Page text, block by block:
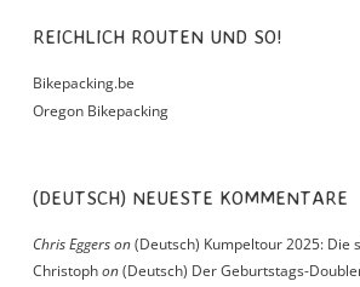
REICHLICH ROUTEN UND SO!
Bikepacking.be
Oregon Bikepacking
(DEUTSCH) NEUESTE KOMMENTARE
Chris Eggerson(Deutsch) Kumpeltour 2025: Die
Christophon(Deutsch) Der Geburtstags-